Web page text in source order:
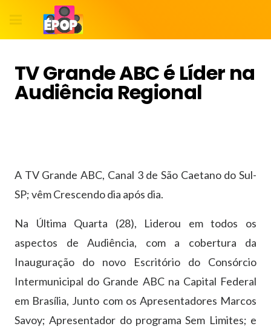
TV Grande ABC é Líder na
Audiência Regional
A TV Grande ABC, Canal 3 de São Caetano do Sul-
SP; vêm Crescendo dia após dia.
Na Última Quarta (28), Liderou em todos os
aspectos de Audiência, com a cobertura da
Inauguração do novo Escritório do Consórcio
Intermunicipal do Grande ABC na Capital Federal
em Brasília, Junto com os Apresentadores Marcos
Savoy; Apresentador do programa Sem Limites; e